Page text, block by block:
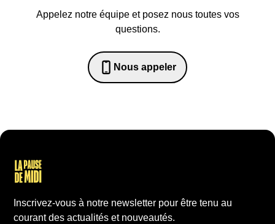
Appelez notre équipe et posez nous toutes vos
questions.
Nous appeler
0652698481
Inscrivez-vous à notre newsletter pour être tenu au
courant des actualités et nouveautés.